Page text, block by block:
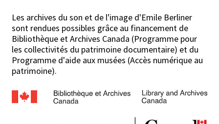
Les archives du son et de l'image d'Emile Berliner
sont rendues possibles grâce au financement de
Bibliothèque et Archives Canada (Programme pour
les collectivités du patrimoine documentaire) et du
Programme d'aide aux musées (Accès numérique au
patrimoine).